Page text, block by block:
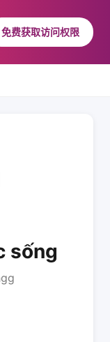
免费获取访问权限
sống